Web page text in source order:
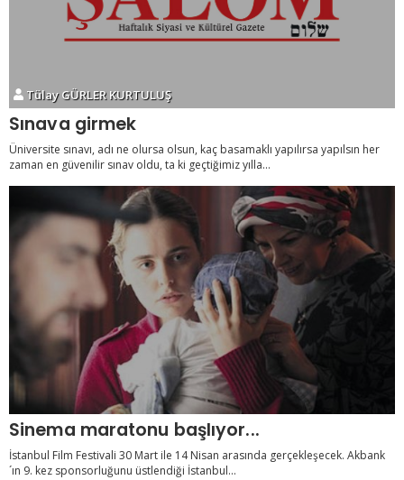
Tülay GÜRLER KURTULUŞ
Sınava girmek
Üniversite sınavı, adı ne olursa olsun, kaç basamaklı yapılırsa yapılsın her
zaman en güvenilir sınav oldu, ta ki geçtiğimiz yılla...
Sinema maratonu başlıyor...
İstanbul Film Festivali 30 Mart ile 14 Nisan arasında gerçekleşecek. Akbank
´ın 9. kez sponsorluğunu üstlendiği İstanbul...